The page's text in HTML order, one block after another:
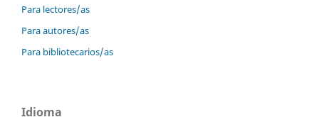
Para lectores/as
Para autores/as
Para bibliotecarios/as
Idioma